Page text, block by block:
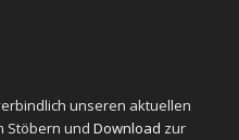
unseren aktuellen
Stöbern und Download zur